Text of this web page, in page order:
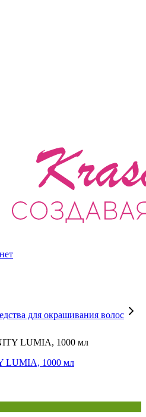
для окрашивания волос
LUMIA, 1000 мл